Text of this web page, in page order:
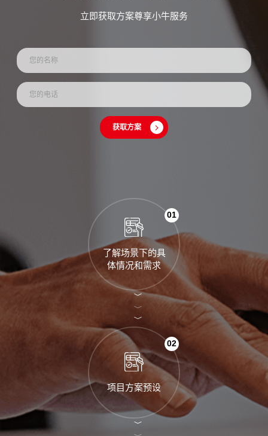
立即获取方案尊享小牛服务
获取方案
01
了解场景下的具
体情况和需求
02
项目方案预设